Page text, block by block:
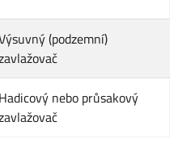
(podzemní)
Hadicový nebo průsakový